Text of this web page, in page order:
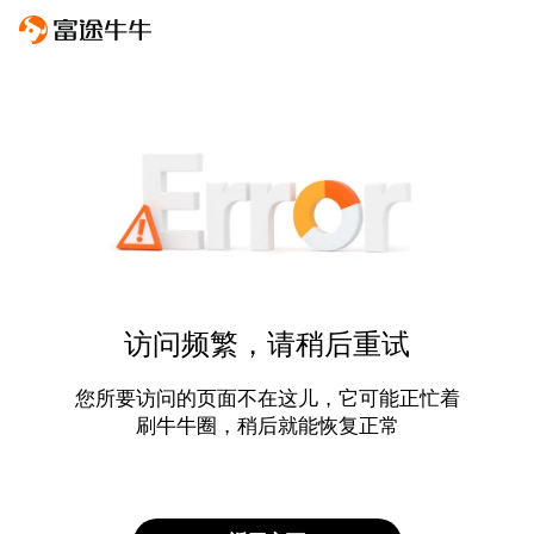
访问频繁，请稍后重试
您所要访问的页面不在这儿，它可能正忙着
刷牛牛圈，稍后就能恢复正常